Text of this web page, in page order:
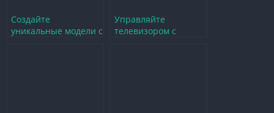
Создайте
уникальные модели с
Управляйте
телевизором с